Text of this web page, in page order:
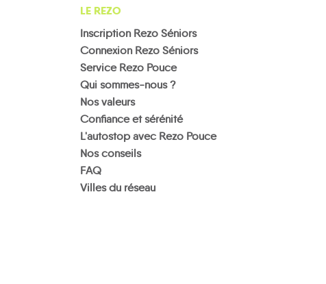
LE REZO
Inscription Rezo Séniors
Connexion Rezo Séniors
Service Rezo Pouce
Qui sommes-nous ?
Nos valeurs
Confiance et sérénité
L'autostop avec Rezo Pouce
Nos conseils
FAQ
Villes du réseau